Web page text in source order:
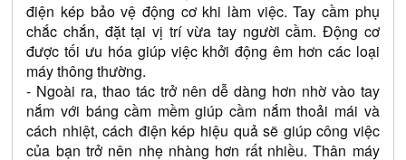
điện kép bảo vệ động cơ khi làm việc. Tay cầm phụ
chắc chắn, đặt tại vị trí vừa tay người cầm. Động cơ
được tối ưu hóa giúp việc khởi động êm hơn các loại
máy thông thường.
- Ngoài ra, thao tác trở nên dễ dàng hơn nhờ vào tay
nắm với báng cầm mềm giúp cầm nắm thoải mái và
cách nhiệt, cách điện kép hiệu quả sẽ giúp công việc
của bạn trở nên nhẹ nhàng hơn rất nhiều. Thân máy